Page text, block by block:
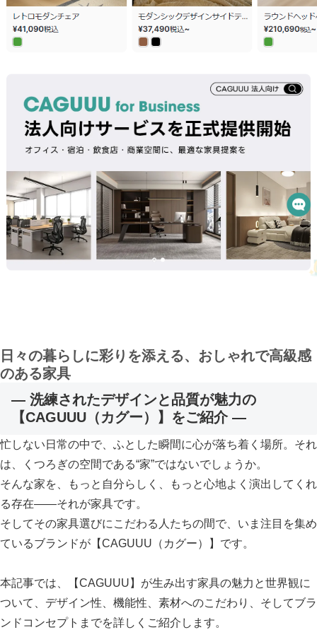
日々の暮らしに彩りを添える、おしゃれで高級感
のある家具
― 洗練されたデザインと品質が魅力の
【CAGUUU（カグー）】をご紹介 ―
忙しない日常の中で、ふとした瞬間に心が落ち着く場所。それ
は、くつろぎの空間である“家”ではないでしょうか。
そんな家を、もっと自分らしく、もっと心地よく演出してくれ
る存在——それが家具です。
そしてその家具選びにこだわる人たちの間で、いま注目を集め
ているブランドが【CAGUUU（カグー）】です。
本記事では、【CAGUUU】が生み出す家具の魅力と世界観に
ついて、デザイン性、機能性、素材へのこだわり、そしてブラ
ンドコンセプトまでを詳しくご紹介します。